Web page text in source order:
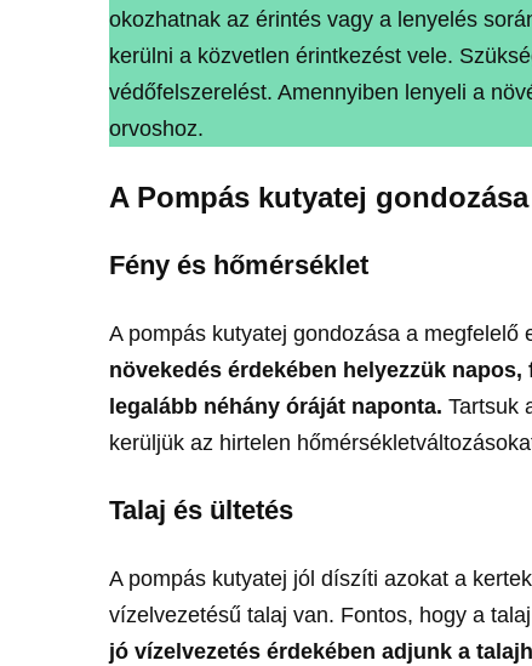
okozhatnak az érintés vagy a lenyelés
kerülni a közvetlen érintkezést vele.
védőfelszerelést. Amennyiben lenyeli a
orvoshoz.
A Pompás kutyatej
Fény és hőmérséklet
A pompás kutyatej gondozása a
növekedés érdekében helyezzük
legalább néhány óráját naponta. Tartsuk
kerüljük az hirtelen
Talaj és ültetés
A pompás kutyatej jól díszíti azokat a
vízelvezetésű talaj van. Fontos, hogy a
jó vízelvezetés érdekében adjunk a